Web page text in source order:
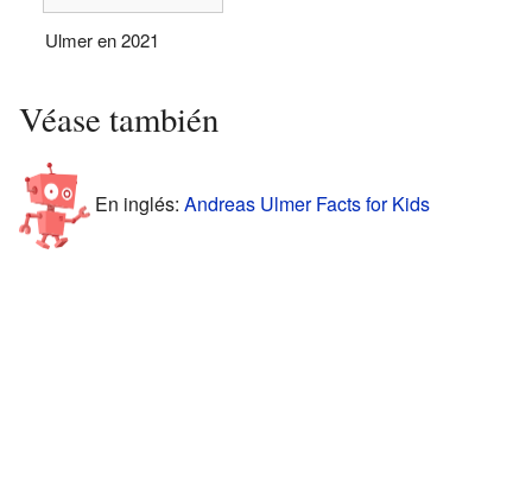
Ulmer en 2021
Véase también
En inglés: Andreas Ulmer Facts for Kids